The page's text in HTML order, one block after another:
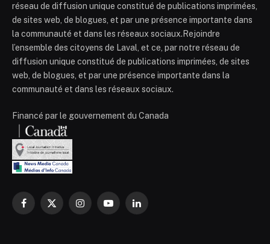
réseau de diffusion unique constitué de publications imprimées,
de sites web, de blogues, et par une présence importante dans
la communauté et dans les réseaux sociaux.Rejoindre
l’ensemble des citoyens de Laval, et ce, par notre réseau de
diffusion unique constitué de publications imprimées, de sites
web, de blogues, et par une présence importante dans la
communauté et dans les réseaux sociaux.
Financé par le gouvernement du Canada
Facebook
X
InstagramYouTubeLinkedIn